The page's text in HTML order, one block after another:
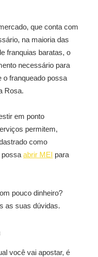
que conta com
na maioria das
franquias baratas, o
necessário para
o franqueado possa
Rosa.
em ponto
permitem,
como
possa abrir MEI para
pouco dinheiro?
as suas dúvidas.
você vai apostar, é